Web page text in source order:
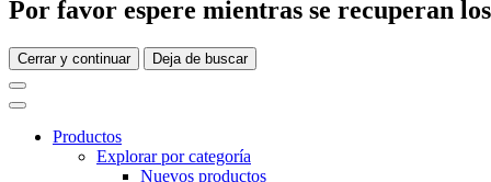
Por favor espere mientras se recuperan
Cerrar y continuar Deja de buscar
Productos
Explorar por categoría
Nuevos productos